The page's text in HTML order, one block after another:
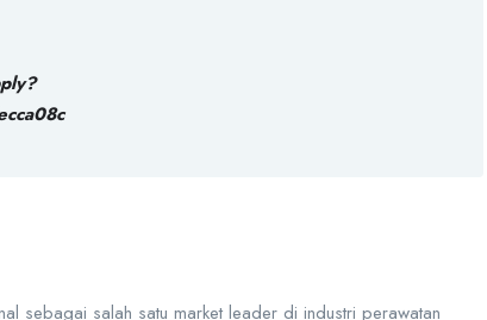
sebagai salah satu market leader di industri perawatan